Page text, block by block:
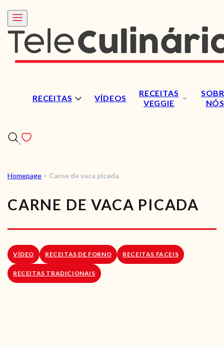
RECEITAS VÍDEOS
RECEITAS
VEGGIE
NÓS
RECEITAS
VÍDEOS
RECEITAS VEGGIE
SOBRE NÓS
LOJA ONLINE
Homepage > Carne de vaca picada
CARNE DE VACA PICADA
VÍDEO RECEITAS DE FORNO RECEITAS FACEIS
RECEITAS TRADICIONAIS